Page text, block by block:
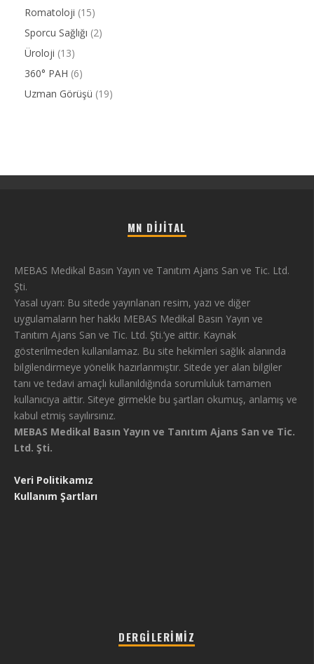
Romatoloji (15)
Sporcu Sağlığı (2)
Üroloji (13)
360° PAH (6)
Uzman Görüşü (19)
MN DIJITAL
MEBAS Medikal Basın Yayın ve Tanıtım Ajans San ve Tic. Ltd.
Şti.
Yasal uyarı: Bu sitede yayınlanan resim, yazı ve diğer
uygulamaların her hakkı MEBAS Medikal Basın Yayın ve
Tanıtım Ajans San ve Tic. Ltd. Şti.’ye aittir. Kaynak
gösterilmeden kullanılamaz. Bu site hekimleri sağlık alanında
bilgilendirmeye yönelik hazırlanmıştır. Sitede yer alan bilgiler
tanı ve tedavi amaçlı kullanıldığında sorumluluk tamamen
kullanıcıya aittir. Siteye girmekle bu şartları okumuş, anlamış ve
kabul etmiş sayılırsınız.
MEBAS Medikal Basın Yayın ve Tanıtım Ajans San ve Tic.
Ltd. Şti.
Veri Politikamız
Kullanım Şartları
DERGILERIMIZ